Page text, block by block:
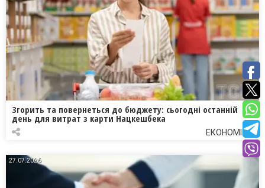
Згорить та повернеться до бюджету: сьогодні останній
день для витрат з карти Нацкешбека
ЕКОНОМІКА
27.07.2026